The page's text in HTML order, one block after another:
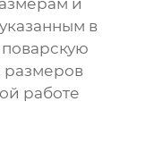
и
в
работе